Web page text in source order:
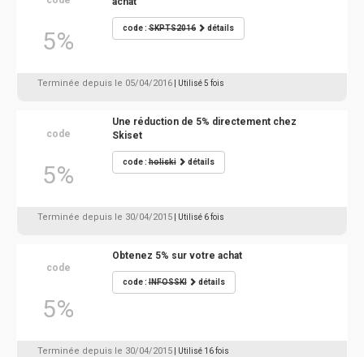
5% code :SKPTS2016 détails
Terminée depuis le 05/04/2016 | Utilisé 5 fois
code
5%
Une réduction de 5% directement chez
Skiset
code :holiski détails
Terminée depuis le 30/04/2015 | Utilisé 6 fois
code
5%
Obtenez 5% sur votre achat
code :INFOSSKI détails
Terminée depuis le 30/04/2015 | Utilisé 16 fois